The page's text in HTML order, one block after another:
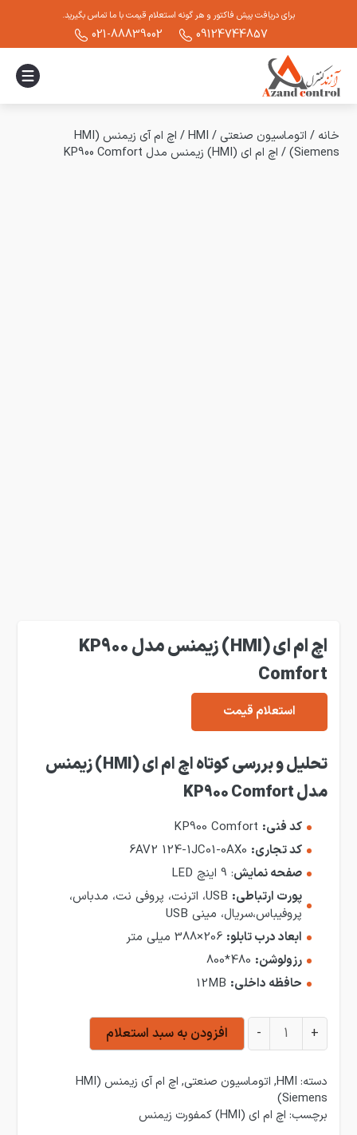
برای دریافت پیش فاکتور و هر گونه استعلام قیمت با ما تماس بگیرید.
09124744857
021-88839002
خانه / اتوماسیون صنعتی /
HMI
/
اچ ام آی زیمنس (HMI
Siemens)
/ اچ ام ای (HMI) زیمنس مدل KP900 Comfort
اچ ام ای (HMI) زیمنس مدل KP900
Comfort
استعلام قیمت
تحلیل
و بررسی کوتاه اچ ام ای (HMI) زیمنس
مدل KP900 Comfort
کد فنی:
کد تجاری:
صفحه نمایش: 9 اینچ LED
پورت ارتباطی:
USB، اترنت، پروفی نت، مدباس،
پروفیباس،سریال، مینی USB
ابعاد درب تابلو: 206×388 میلی متر
رزولوشن:
حافظه داخلی:
اچ ام ای (HMI) زیمنس مدل KP900 Comfort عدد
+
- افزودن به سبد استعلام
دسته: HMI
, اتوماسیون صنعتی,
اچ ام آی زیمنس (HMI
Siemens)
برچسب: اچ ام ای (HMI) کمفورت زیمنس